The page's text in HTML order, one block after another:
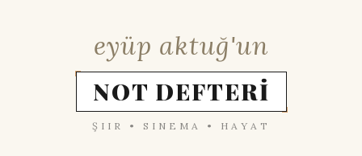
eyüp aktuğ'un
NOT DEFTERİ
ŞIIR • SINEMA • HAYAT